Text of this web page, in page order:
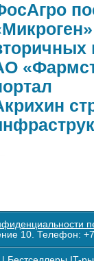
10. Телефон: